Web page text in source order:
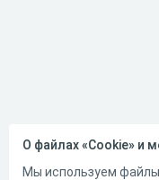
О файлах «Cookie» и
Мы используем